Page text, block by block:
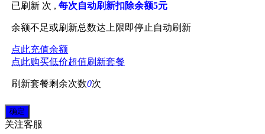
已刷新 次 ,每次自动刷新扣除余额5元
余额不足或刷新总数达上限即停止自动刷新
点此充值余额
点此购买低价超值刷新套餐
刷新套餐剩余次数0次
关注客服